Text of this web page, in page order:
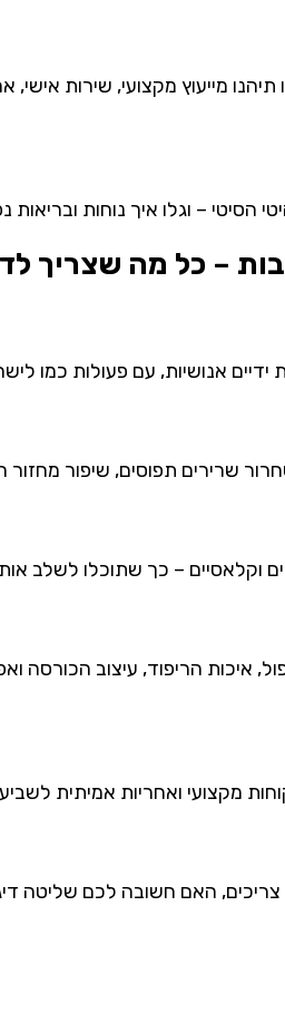
תיהנו מייעוץ מקצועי, שירות אישי,
הסיטי – וגלו איך נוחות ובריאות
– כל מה שצריך
ידיים אנושיות, עם פעולות כמו
שרירים תפוסים, שיפור
וקלאסיים – כך שתוכלו לשלב
איכות הריפוד, עיצוב
מקצועי ואחריות אמיתית
האם חשובה לכם שליטה